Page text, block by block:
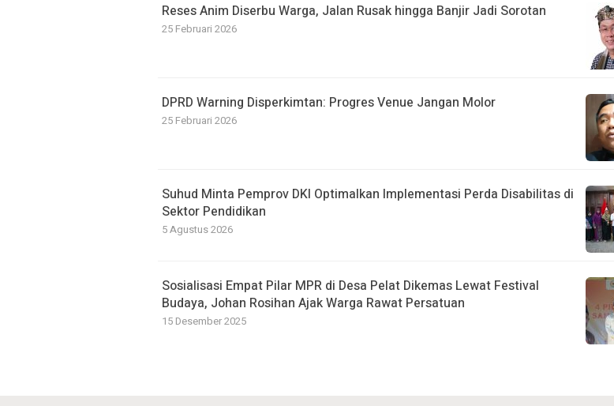
Reses Anim Diserbu Warga, Jalan Rusak hingga Banjir Jadi Sorotan
25 Februari 2026
DPRD Warning Disperkimtan: Progres Venue Jangan Molor
25 Februari 2026
Suhud Minta Pemprov DKI Optimalkan Implementasi Perda Disabilitas di
Sektor Pendidikan
5 Agustus 2026
Sosialisasi Empat Pilar MPR di Desa Pelat Dikemas Lewat Festival
Budaya, Johan Rosihan Ajak Warga Rawat Persatuan
15 Desember 2025